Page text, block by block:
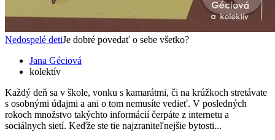
Nedospelé detiJe dobré povedať o sebe všetko?
Jana Géciová
kolektív
Každý deň sa v škole, vonku s kamarátmi, či na krúžkoch stretávate
s osobnými údajmi a ani o tom nemusíte vedieť. V posledných
rokoch množstvo takýchto informácií čerpáte z internetu a
sociálnych sietí. Keďže ste tie najzraniteľnejšie bytosti...